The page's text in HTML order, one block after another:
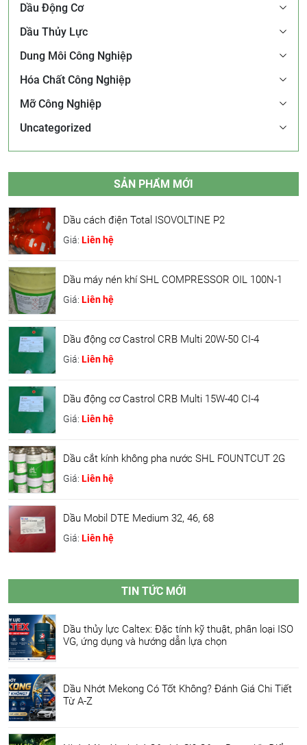
Dầu Động Cơ
Dầu Thủy Lực
Dung Môi Công Nghiệp
Hóa Chất Công Nghiệp
Mỡ Công Nghiệp
Uncategorized
SẢN PHẨM MỚI
Dầu cách điện Total ISOVOLTINE P2
Giá: Liên hệ
Dầu máy nén khí SHL COMPRESSOR OIL 100N-1
Giá: Liên hệ
Dầu động cơ Castrol CRB Multi 20W-50 CI-4
Giá: Liên hệ
Dầu động cơ Castrol CRB Multi 15W-40 CI-4
Giá: Liên hệ
Dầu cắt kính không pha nước SHL FOUNTCUT 2G
Giá: Liên hệ
Dầu Mobil DTE Medium 32, 46, 68
Giá: Liên hệ
TIN TỨC MỚI
Dầu thủy lực Caltex: Đặc tính kỹ thuật, phân loại ISO
VG, ứng dụng và hướng dẫn lựa chọn
Dầu Nhớt Mekong Có Tốt Không? Đánh Giá Chi Tiết
Từ A-Z